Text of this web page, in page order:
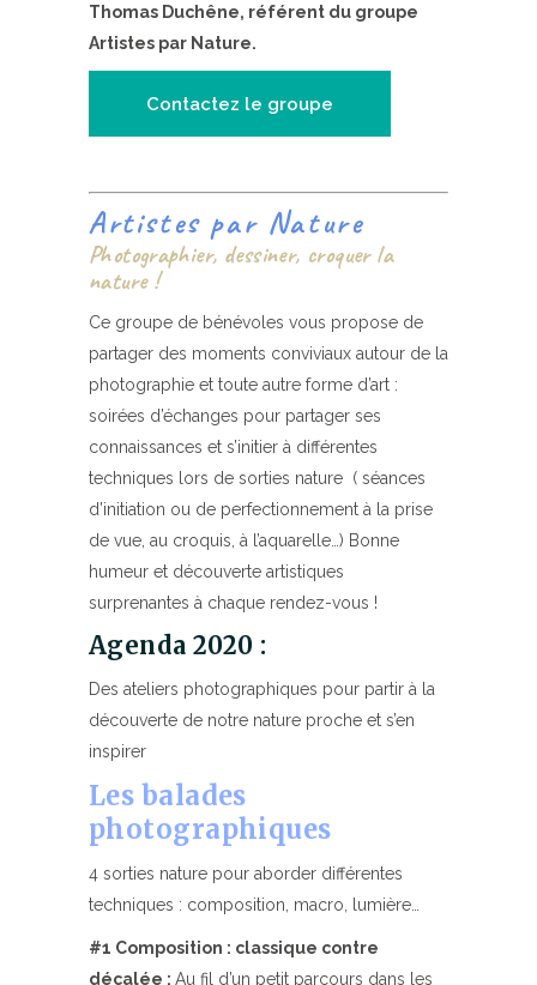
Thomas Duchêne, référent du groupe
Artistes par Nature.
Contactez le groupe
Artistes par Nature
Photographier, dessiner, croquer la
nature !
Ce groupe de bénévoles vous propose de
partager des moments conviviaux autour de la
photographie et toute autre forme d’art :
soirées d’échanges pour partager ses
connaissances et s’initier à différentes
techniques lors de sorties nature ( séances
d’initiation ou de perfectionnement à la prise
de vue, au croquis, à l’aquarelle…) Bonne
humeur et découverte artistiques
surprenantes à chaque rendez-vous !
Agenda 2020 :
Des ateliers photographiques pour partir à la
découverte de notre nature proche et s’en
inspirer
Les balades
photographiques
4 sorties nature pour aborder différentes
techniques : composition, macro, lumière…
#1 Composition : classique contre
décalée : Au fil d’un petit parcours dans les